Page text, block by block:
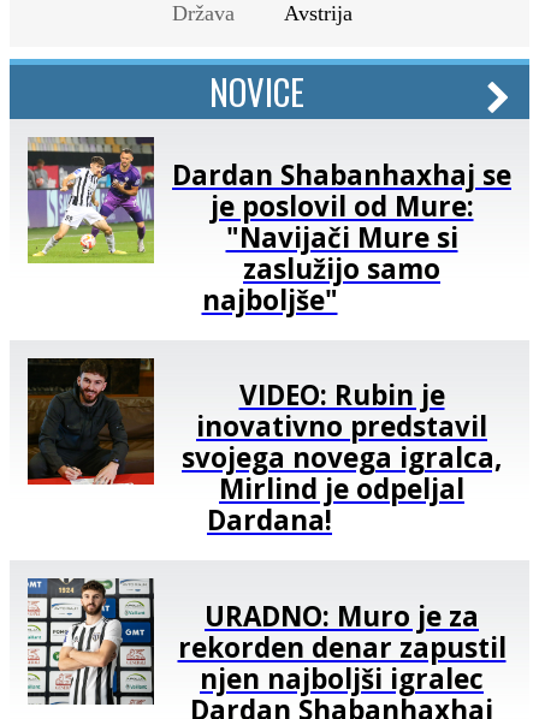
Država
Avstrija
NOVICE
Dardan Shabanhaxhaj se
je poslovil od Mure:
"Navijači Mure si
zaslužijo samo
najboljše"
VIDEO: Rubin je
inovativno predstavil
svojega novega igralca,
Mirlind je odpeljal
Dardana!
URADNO: Muro je za
rekorden denar zapustil
njen najboljši igralec
Dardan Shabanhaxhaj